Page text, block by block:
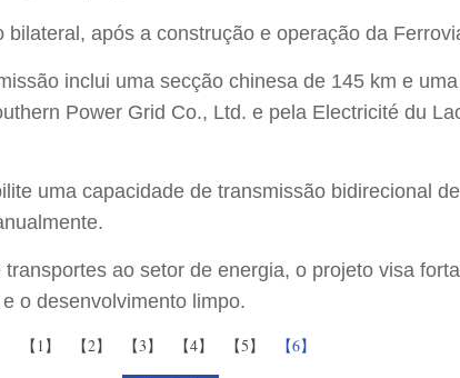
após a construção e operação da
inclui uma secção chinesa de 145 km e
Power Grid Co., Ltd. e pela Electricité du
uma capacidade de transmissão bidirecional
ao setor de energia, o projeto visa
o desenvolvimento limpo.
【1】 【2】 【3】 【4】 【5】 【6】